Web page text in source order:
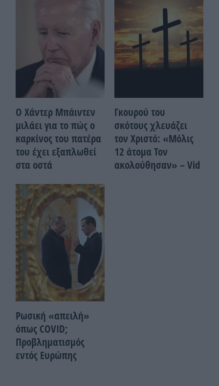
Ο Χάντερ Μπάιντεν
μιλάει για το πώς ο
καρκίνος του πατέρα
του έχει εξαπλωθεί
στα οστά
Γκουρού του
σκότους χλευάζει
τον Χριστό: «Μόλις
12 άτομα Τον
ακολούθησαν» – Vid
Ρωσική «απειλή»
όπως COVID;
Προβληματισμός
εντός Ευρώπης